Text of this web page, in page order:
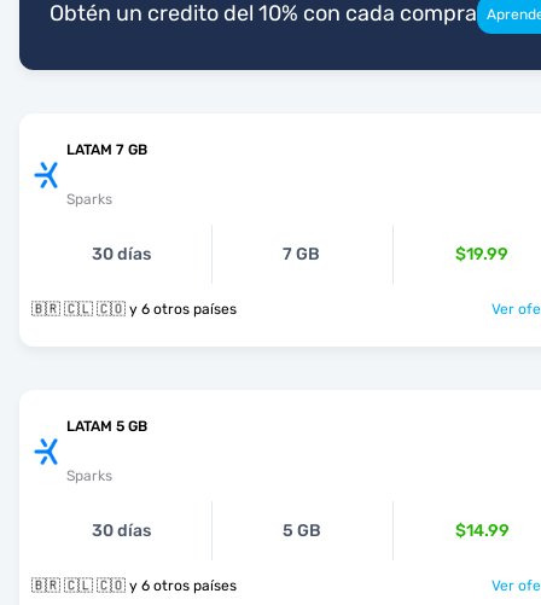
Obtén un credito del 10% con cada compra
LATAM 7 GB
Sparks
30 días 7 GB $19.99
🇧🇷 🇨🇱 🇨🇴 y 6 otros países Ver
LATAM 5 GB
Sparks
30 días 5 GB $14.99
🇧🇷 🇨🇱 🇨🇴 y 6 otros países Ver